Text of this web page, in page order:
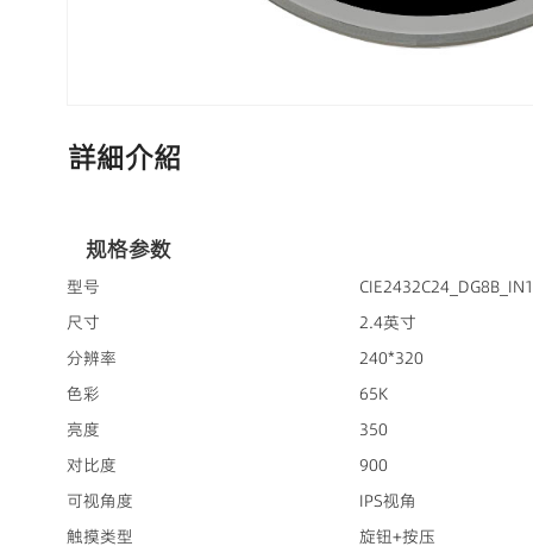
詳細介紹
规格参数
型号
尺寸
2.4英寸
分辨率
240*320
色彩
65K
亮度
350
对比度
900
可视角度
IPS视角
触摸类型
旋钮+按压